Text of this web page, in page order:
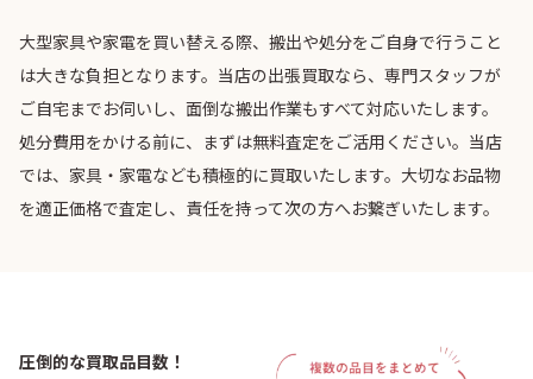
大型家具や家電を買い替える際、搬出や処分をご自身で行うこと
は大きな負担となります。当店の出張買取なら、専門スタッフが
ご自宅までお伺いし、面倒な搬出作業もすべて対応いたします。
処分費用をかける前に、まずは無料査定をご活用ください。当店
では、家具・家電なども積極的に買取いたします。大切なお品物
を適正価格で査定し、責任を持って次の方へお繋ぎいたします。
圧倒的な買取品目数！